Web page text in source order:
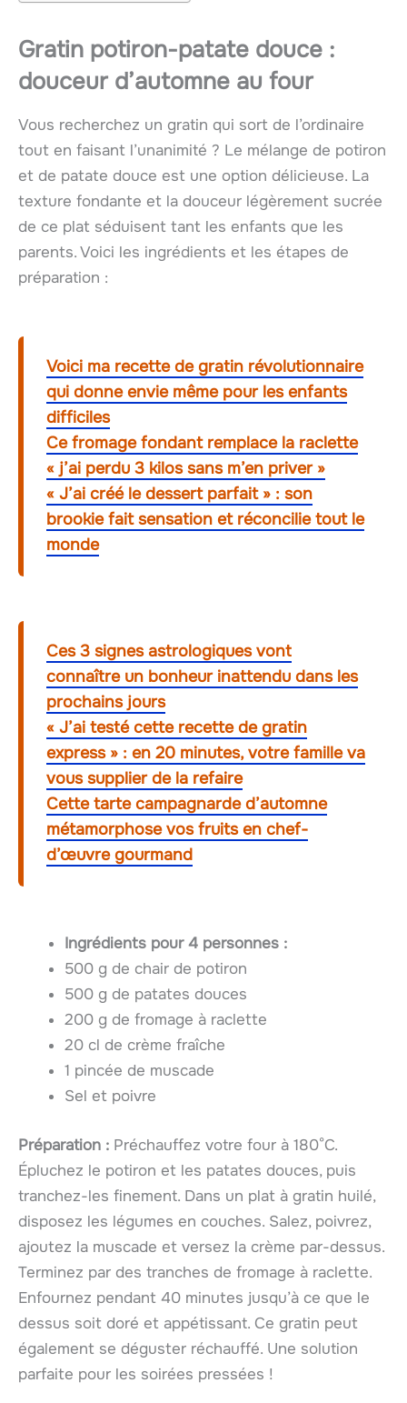
Gratin potiron-patate douce :
douceur d’automne au four
Vous recherchez un gratin qui sort de l’ordinaire
tout en faisant l’unanimité ? Le mélange de potiron
et de patate douce est une option délicieuse. La
texture fondante et la douceur légèrement sucrée
de ce plat séduisent tant les enfants que les
parents. Voici les ingrédients et les étapes de
préparation :
Voici ma recette de gratin révolutionnaire
qui donne envie même pour les enfants
difficiles
Ce fromage fondant remplace la raclette
« j’ai perdu 3 kilos sans m’en priver »
« J’ai créé le dessert parfait » : son
brookie fait sensation et réconcilie tout le
monde
Ces 3 signes astrologiques vont
connaître un bonheur inattendu dans les
prochains jours
« J’ai testé cette recette de gratin
express » : en 20 minutes, votre famille va
vous supplier de la refaire
Cette tarte campagnarde d’automne
métamorphose vos fruits en chef-
d’œuvre gourmand
Ingrédients pour 4 personnes :
500 g de chair de potiron
500 g de patates douces
200 g de fromage à raclette
20 cl de crème fraîche
1 pincée de muscade
Sel et poivre
Préparation : Préchauffez votre four à 180°C.
Épluchez le potiron et les patates douces, puis
tranchez-les finement. Dans un plat à gratin huilé,
disposez les légumes en couches. Salez, poivrez,
ajoutez la muscade et versez la crème par-dessus.
Terminez par des tranches de fromage à raclette.
Enfournez pendant 40 minutes jusqu’à ce que le
dessus soit doré et appétissant. Ce gratin peut
également se déguster réchauffé. Une solution
parfaite pour les soirées pressées !